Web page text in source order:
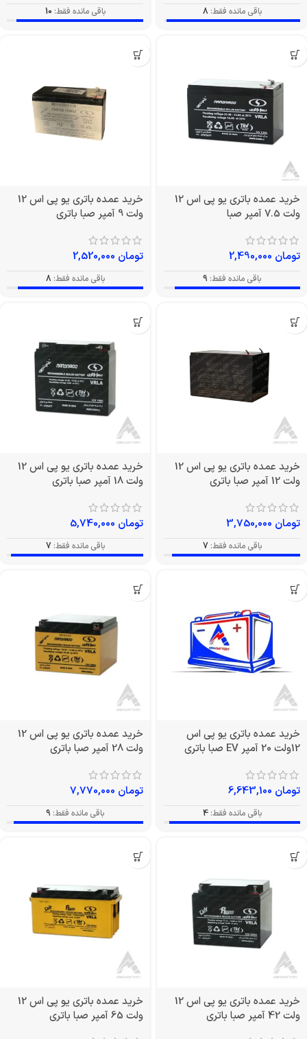
باقی مانده فقط: 8 باقی مانده فقط: 10
خرید عمده باتری یو پی اس 12
ولت 7.5 آمپر صبا
تومان
باقی مانده فقط: 9
خرید عمده باتری یو پی اس 12
ولت 9 آمپر صبا باتری
تومان
باقی مانده فقط: 8
خرید عمده باتری یو پی اس 12
ولت 12 آمپر صبا باتری
تومان
باقی مانده فقط: 7
خرید عمده باتری یو پی اس 12
ولت 18 آمپر صبا باتری
تومان
باقی مانده فقط: 7
خرید عمده باتری یو پی اس
12ولت 20 آمپر EV صبا باتری
تومان
باقی مانده فقط: 4
خرید عمده باتری یو پی اس 12
ولت 28 آمپر صبا باتری
تومان
باقی مانده فقط: 9
خرید عمده باتری یو پی اس 12
ولت 42 آمپر صبا باتری
خرید عمده باتری یو پی اس 12
ولت 65 آمپر صبا باتری